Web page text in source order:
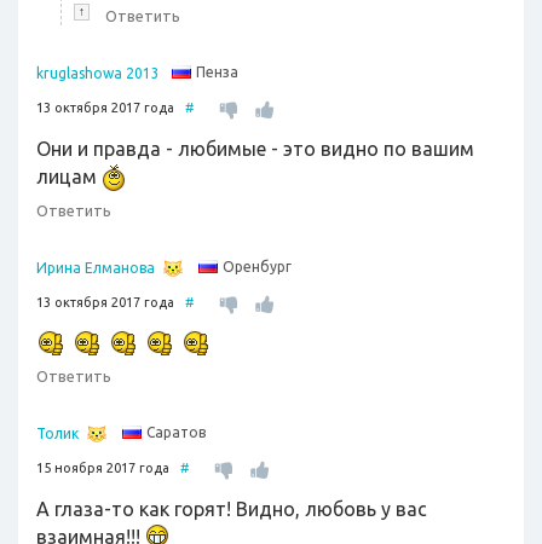
↑ Ответить
kruglashowa 2013 Пенза
13 октября 2017 года #
Они и правда - любимые - это видно по вашим
лицам
Ответить
Ирина Елманова Оренбург
13 октября 2017 года #
Ответить
Толик Саратов
15 ноября 2017 года #
А глаза-то как горят! Видно, любовь у вас
взаимная!!!